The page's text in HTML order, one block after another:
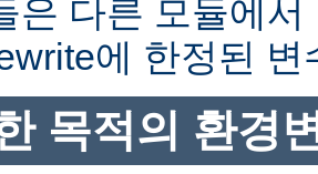
은 다른 모듈에
에 한정된 변
목적의 환경